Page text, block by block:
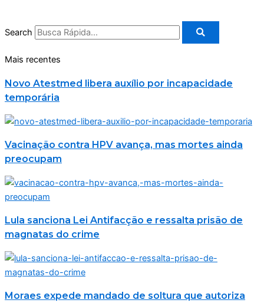
Search
Mais recentes
Novo Atestmed libera auxílio por incapacidade
temporária
Vacinação contra HPV avança, mas mortes ainda
preocupam
Lula sanciona Lei Antifacção e ressalta prisão de
magnatas do crime
Moraes expede mandado de soltura que autoriza